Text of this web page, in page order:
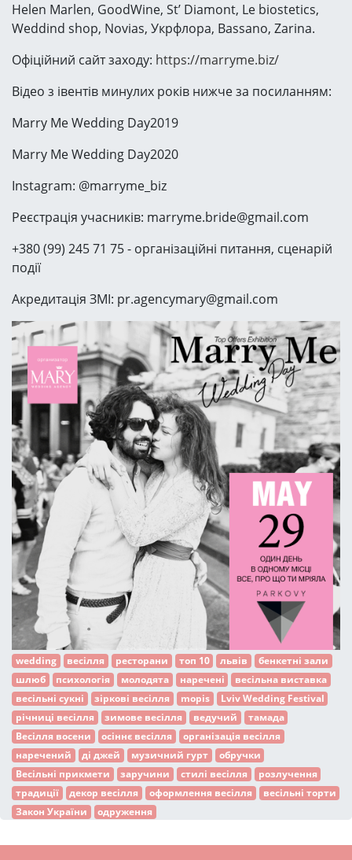
Helen Marlen, GoodWine, St’ Diamont, Le biostetics,
Weddind shop, Novias, Укрфлора, Bassano, Zarina.
Офіційний сайт заходу: https://marryme.biz/
Відео з івентів минулих років нижче за посиланням:
Marry Me Wedding Day2019
Marry Me Wedding Day2020
Instagram: @marryme_biz
Реєстрація учасників: marryme.bride@gmail.com
+380 (99) 245 71 75 - організаційні питання, сценарій
події
Акредитація ЗМІ: pr.agencymary@gmail.com
wedding весілля ресторани топ 10 львів
бенкетні зали
шлюб
психологія молодята наречені
весільна виставка
весільні сукні
зіркові весілля mopis
Lviv Wedding Festival
річниці весілля
зимове весілля ведучий
тамада
Весілля восени
осіннє весілля
організація весілля
наречений
ді джей музичний гурт
обручки
Весільні прикмети
заручини стилі весілля
розлучення
традиції
декор весілля оформлення весілля
весільні торти
Закон України
одруження